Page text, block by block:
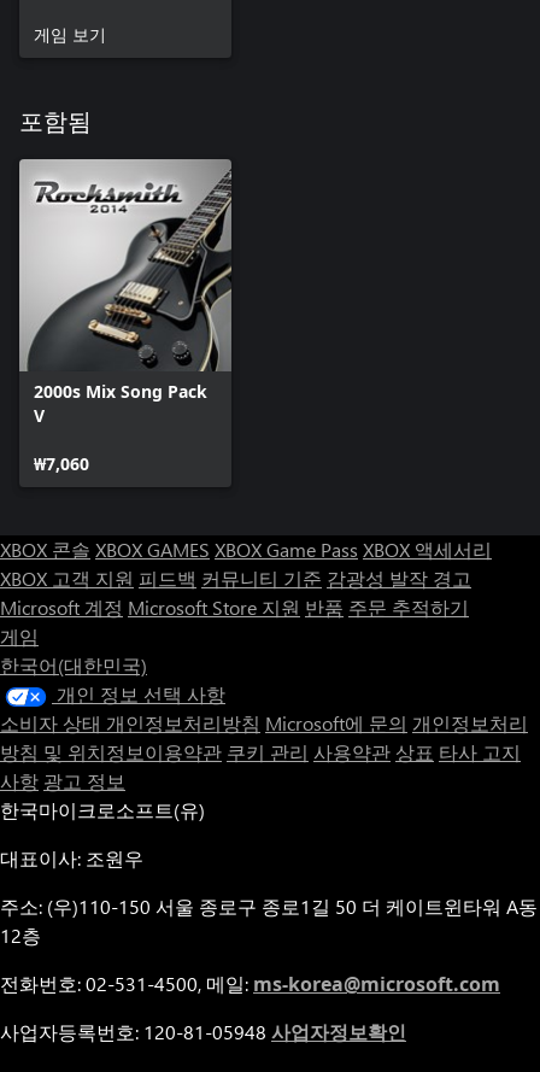
게임 보기
포함됨
2000s Mix Song Pack
V
₩7,060
XBOX 콘솔 XBOX GAMES XBOX Game Pass XBOX 액세서리
XBOX 고객 지원 피드백 커뮤니티 기준 감광성 발작 경고
Microsoft 계정 Microsoft Store 지원 반품 주문 추적하기
게임
한국어(대한민국)
개인 정보 선택 사항
소비자 상태 개인정보처리방침 Microsoft에 문의 개인정보처리
방침 및 위치정보이용약관 쿠키 관리 사용약관 상표 타사 고지
사항 광고 정보
한국마이크로소프트(유)
대표이사: 조원우
주소: (우)110-150 서울 종로구 종로1길 50 더 케이트윈타워 A동
12층
전화번호: 02-531-4500, 메일: ms-korea@microsoft.com
사업자등록번호: 120-81-05948 사업자정보확인